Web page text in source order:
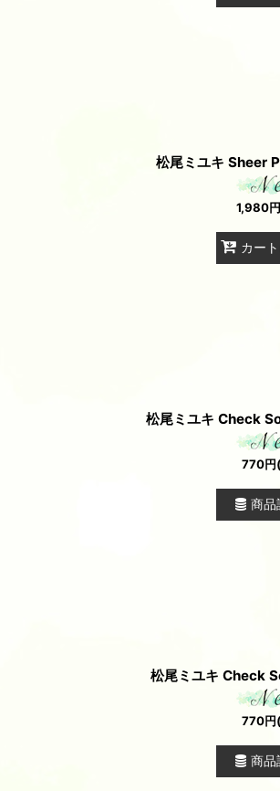
松尾ミユキ Sheer
1,980円
カー
松尾ミユキ Check
770円
商品
松尾ミユキ Check
770円
商品